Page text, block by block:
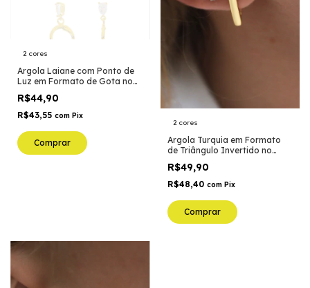
2 cores
Argola Laiane com Ponto de
Luz em Formato de Gota no
R$44,90
R$43,55 com Pix
Comprar
2 cores
Argola Turquia em Formato
de Triângulo Invertido no
Banho de Ouro 18K ou Prata
R$49,90
R$48,40 com Pix
Comprar